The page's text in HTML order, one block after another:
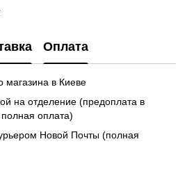
Оплата
магазина в Киеве
на отделение (предоплата в
оплата)
Новой Почты (полная